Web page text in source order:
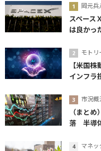
岡元兵
スペース
は良かっ
モトリ
【米国
インフラ
市況概
（まと
落 半導
マネ